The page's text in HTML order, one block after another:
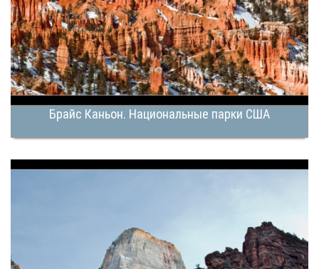
Брайс Каньон. Национальные парки США